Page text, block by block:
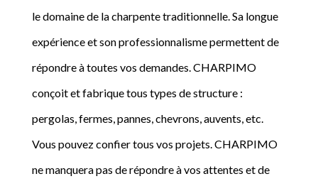
le domaine de la charpente traditionnelle. Sa longue
expérience et son professionnalisme permettent de
répondre à toutes vos demandes. CHARPIMO
conçoit et fabrique tous types de structure :
pergolas, fermes, pannes, chevrons, auvents, etc.
Vous pouvez confier tous vos projets. CHARPIMO
ne manquera pas de répondre à vos attentes et de